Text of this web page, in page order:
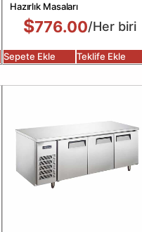
Hazırlık Masaları
$776.00/Her biri
Sepete Ekle Teklife Ekle